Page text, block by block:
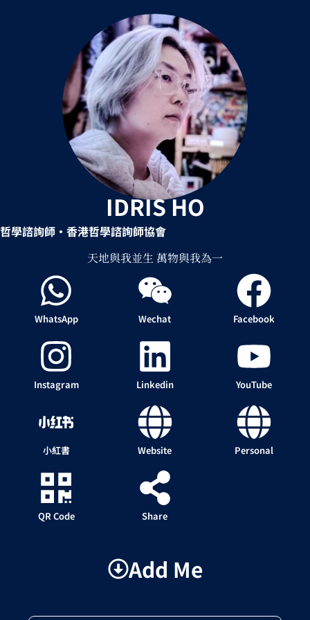
IDRIS HO
哲學諮詢師 •香港哲學諮詢師協會
天地與我並生 萬物與我為一
WhatsApp Wechat Facebook
Instagram Linkedin YouTube
小紅書 Website Personal
QR Code Share
Add Me